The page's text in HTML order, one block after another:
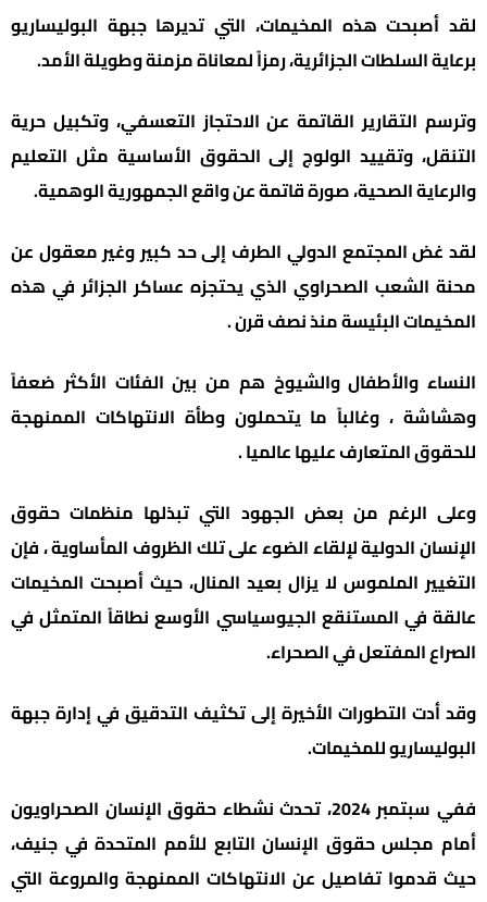
لقد أصبحت هذه المخيمات، التي تديرها جبهة البوليساريو
برعاية السلطات الجزائرية، رمزاً لمعاناة مزمنة وطويلة الأمد.
وترسم التقارير القاتمة عن الاحتجاز التعسفي، وتكبيل حرية
التنقل، وتقييد الولوج إلى الحقوق الأساسية مثل التعليم
والرعاية الصحية، صورة قاتمة عن واقع الجمهورية الوهمية.
لقد غض المجتمع الدولي الطرف إلى حد كبير وغير معقول عن
محنة الشعب الصحراوي الذي يحتجزه عساكر الجزائر في هذه
المخيمات البئيسة منذ نصف قرن .
النساء والأطفال والشيوخ هم من بين الفئات الأكثر ضعفاً
وهشاشة ، وغالباً ما يتحملون وطأة الانتهاكات الممنهجة
للحقوق المتعارف عليها عالميا .
وعلى الرغم من بعض الجهود التي تبذلها منظمات حقوق
الإنسان الدولية لإلقاء الضوء على تلك الظروف المأساوية ، فإن
التغيير الملموس لا يزال بعيد المنال، حيث أصبحت المخيمات
عالقة في المستنقع الجيوسياسي الأوسع نطاقاً المتمثل في
الصراع المفتعل في الصحراء.
وقد أدت التطورات الأخيرة إلى تكثيف التدقيق في إدارة جبهة
البوليساريو للمخيمات.
ففي سبتمبر 2024، تحدث نشطاء حقوق الإنسان الصحراويون
أمام مجلس حقوق الإنسان التابع للأمم المتحدة في جنيف،
حيث قدموا تفاصيل عن الانتهاكات الممنهجة والمروعة التي